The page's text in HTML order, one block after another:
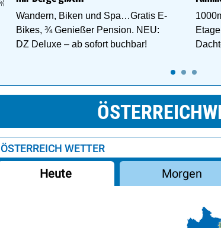
Wandern, Biken und Spa…Gratis E-
Bikes, ¾ Genießer Pension. NEU:
DZ Deluxe – ab sofort buchbar!
ÖSTERREICH WETTER
Heute Morgen